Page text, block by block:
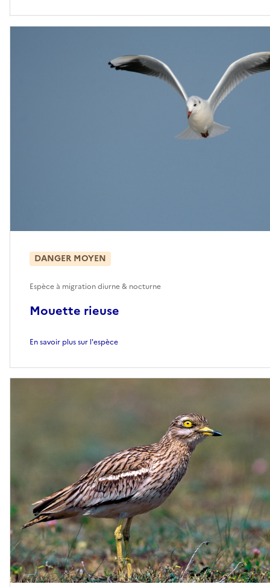
Mouette rieuse
DANGER MOYEN
Espèce à migration diurne & nocturne
En savoir plus sur l'espèce